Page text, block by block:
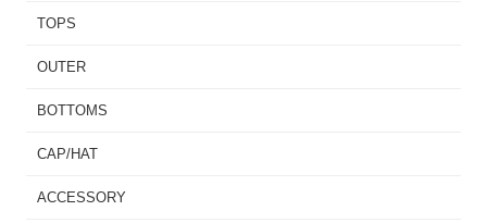
TOPS
OUTER
BOTTOMS
CAP/HAT
ACCESSORY